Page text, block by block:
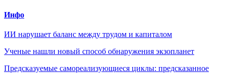
Инфо
ИИ нарушает баланс между трудом и капиталом
Ученые нашли новый способ обнаружения экзопланет
Предсказуемые самореализующиеся циклы: предсказанное